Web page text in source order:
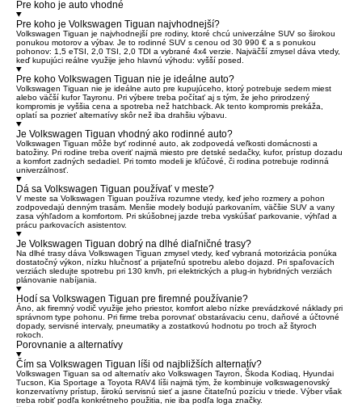
Pre koho je auto vhodné
Pre koho je Volkswagen Tiguan najvhodnejší?
Volkswagen Tiguan je najvhodnejší pre rodiny, ktoré chcú univerzálne SUV so širokou
ponukou motorov a výbav. Je to rodinné SUV s cenou od 30 990 € a s ponukou
pohonov: 1,5 eTSI, 2,0 TSI, 2,0 TDI a vybrané 4x4 verzie. Najväčší zmysel dáva vtedy,
keď kupujúci reálne využije jeho hlavnú výhodu: vyšší posed.
Pre koho Volkswagen Tiguan nie je ideálne auto?
Volkswagen Tiguan nie je ideálne auto pre kupujúceho, ktorý potrebuje sedem miest
alebo väčší kufor Tayronu. Pri výbere treba počítať aj s tým, že jeho prirodzený
kompromis je vyššia cena a spotreba než hatchback. Ak tento kompromis prekáža,
oplatí sa pozrieť alternatívy skôr než iba drahšiu výbavu.
Je Volkswagen Tiguan vhodný ako rodinné auto?
Volkswagen Tiguan môže byť rodinné auto, ak zodpovedá veľkosti domácnosti a
batožiny. Pri rodine treba overiť najmä miesto pre detské sedačky, kufor, prístup dozadu
a komfort zadných sedadiel. Pri tomto modeli je kľúčové, či rodina potrebuje rodinná
univerzálnosť.
Dá sa Volkswagen Tiguan používať v meste?
V meste sa Volkswagen Tiguan používa rozumne vtedy, keď jeho rozmery a pohon
zodpovedajú denným trasám. Menšie modely bodujú parkovaním, väčšie SUV a vany
zasa výhľadom a komfortom. Pri skúšobnej jazde treba vyskúšať parkovanie, výhľad a
prácu parkovacích asistentov.
Je Volkswagen Tiguan dobrý na dlhé diaľničné trasy?
Na dlhé trasy dáva Volkswagen Tiguan zmysel vtedy, keď vybraná motorizácia ponúka
dostatočný výkon, nízku hlučnosť a prijateľnú spotrebu alebo dojazd. Pri spaľovacích
verziách sledujte spotrebu pri 130 km/h, pri elektrických a plug-in hybridných verziách
plánovanie nabíjania.
Hodí sa Volkswagen Tiguan pre firemné používanie?
Áno, ak firemný vodič využije jeho priestor, komfort alebo nízke prevádzkové náklady pri
správnom type pohonu. Pri firme treba porovnať obstarávaciu cenu, daňové a účtovné
dopady, servisné intervaly, pneumatiky a zostatkovú hodnotu po troch až štyroch
rokoch.
Porovnanie a alternatívy
Čím sa Volkswagen Tiguan líši od najbližších alternatív?
Volkswagen Tiguan sa od alternatív ako Volkswagen Tayron, Škoda Kodiaq, Hyundai
Tucson, Kia Sportage a Toyota RAV4 líši najmä tým, že kombinuje volkswagenovský
konzervatívny prístup, širokú servisnú sieť a jasne čitateľnú pozíciu v triede. Výber však
treba robiť podľa konkrétneho použitia, nie iba podľa loga značky.